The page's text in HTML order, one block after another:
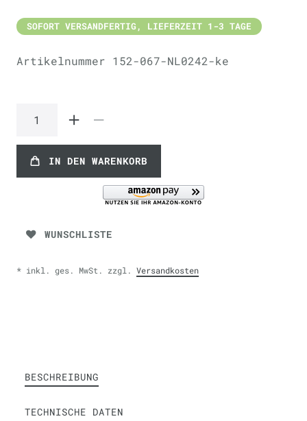
SOFORT VERSANDFERTIG, LIEFERZEIT 1-3 TAGE
Artikelnummer 152-067-NL0242-ke
IN DEN WARENKORB
WUNSCHLISTE
* inkl. ges. MwSt. zzgl. Versandkosten
BESCHREIBUNG
TECHNISCHE DATEN